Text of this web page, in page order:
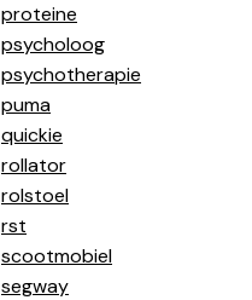
proteine
psycholoog
psychotherapie
puma
quickie
rollator
rolstoel
rst
scootmobiel
segway